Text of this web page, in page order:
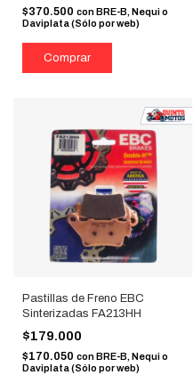
$370.500 conBRE-B, Nequi o
Daviplata (Sólo por web)
Pastillas de Freno EBC
Sinterizadas FA213HH
$179.000
$170.050 con BRE-B, Nequi o
Daviplata (Sólo por web)